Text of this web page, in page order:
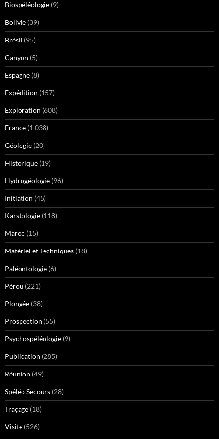
Biospéléologie (9)
Bolivie (39)
Brésil (95)
Canyon (5)
Espagne (8)
Expédition (157)
Exploration (608)
France (1 038)
Géologie (20)
Historique (19)
Hydrogéologie (96)
Initiation (45)
Karstologie (118)
Maroc (15)
Matériel et Techniques (18)
Paléontologie (6)
Pérou (221)
Plongée (38)
Prospection (55)
Psychospéléologie (9)
Publication (285)
Réunion (49)
Spéléo Secours (28)
Traçage (18)
Visite (526)